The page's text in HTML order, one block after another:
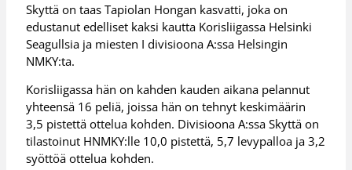
Skyttä on taas Tapiolan Hongan kasvatti, joka on
edustanut edelliset kaksi kautta Korisliigassa Helsinki
Seagullsia ja miesten I divisioona A:ssa Helsingin
NMKY:ta.
Korisliigassa hän on kahden kauden aikana pelannut
yhteensä 16 peliä, joissa hän on tehnyt keskimäärin
3,5 pistettä ottelua kohden. Divisioona A:ssa Skyttä on
tilastoinut HNMKY:lle 10,0 pistettä, 5,7 levypalloa ja 3,2
syöttöä ottelua kohden.